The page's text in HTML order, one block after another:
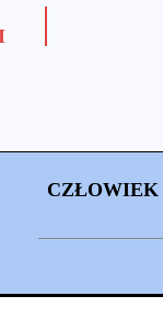
CZŁOWIEK